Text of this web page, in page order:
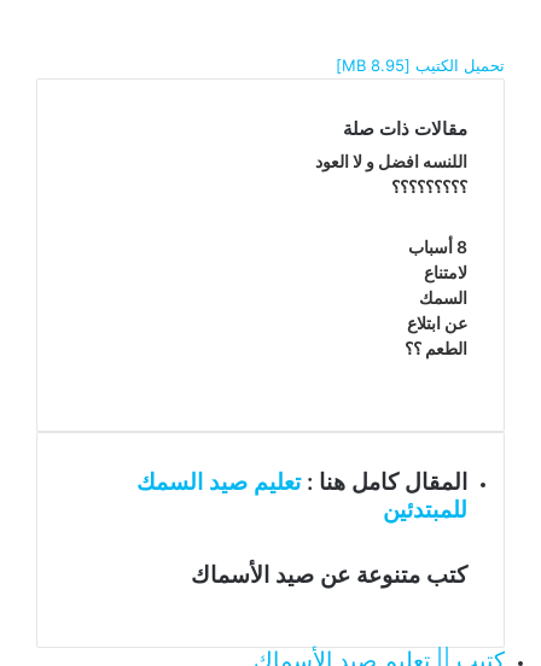
تحميل الكتيب [8.95 MB]
مقالات ذات صلة
اللنسه افضل و لا العود
؟؟؟؟؟؟؟؟؟
8 أسباب
لامتناع
السمك
عن ابتلاع
الطعم ؟؟
المقال كامل هنا :تعليم صيد السمك
للمبتدئين
كتب متنوعة عن صيد الأسماك